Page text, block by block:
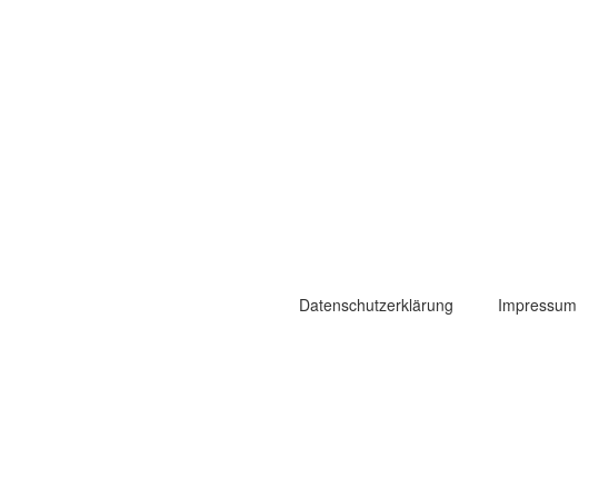
Impressum
Datenschutzerklärung